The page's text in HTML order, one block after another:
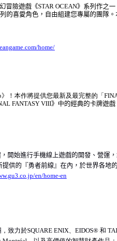
冒險遊戲《STAR OCEAN》系列作之
的喜愛角色，自由組建您專屬的團隊
home/
》！本作將提供您最新及最完整的「
FANTASY VIII》中的經典的卡牌遊戲
，開始進行手機線上遊戲的開發、營運
提供的『勇者前線』在內 ，於世界各地
en/home-en
，致力於SQUARE ENIX、 EIDOS® 和